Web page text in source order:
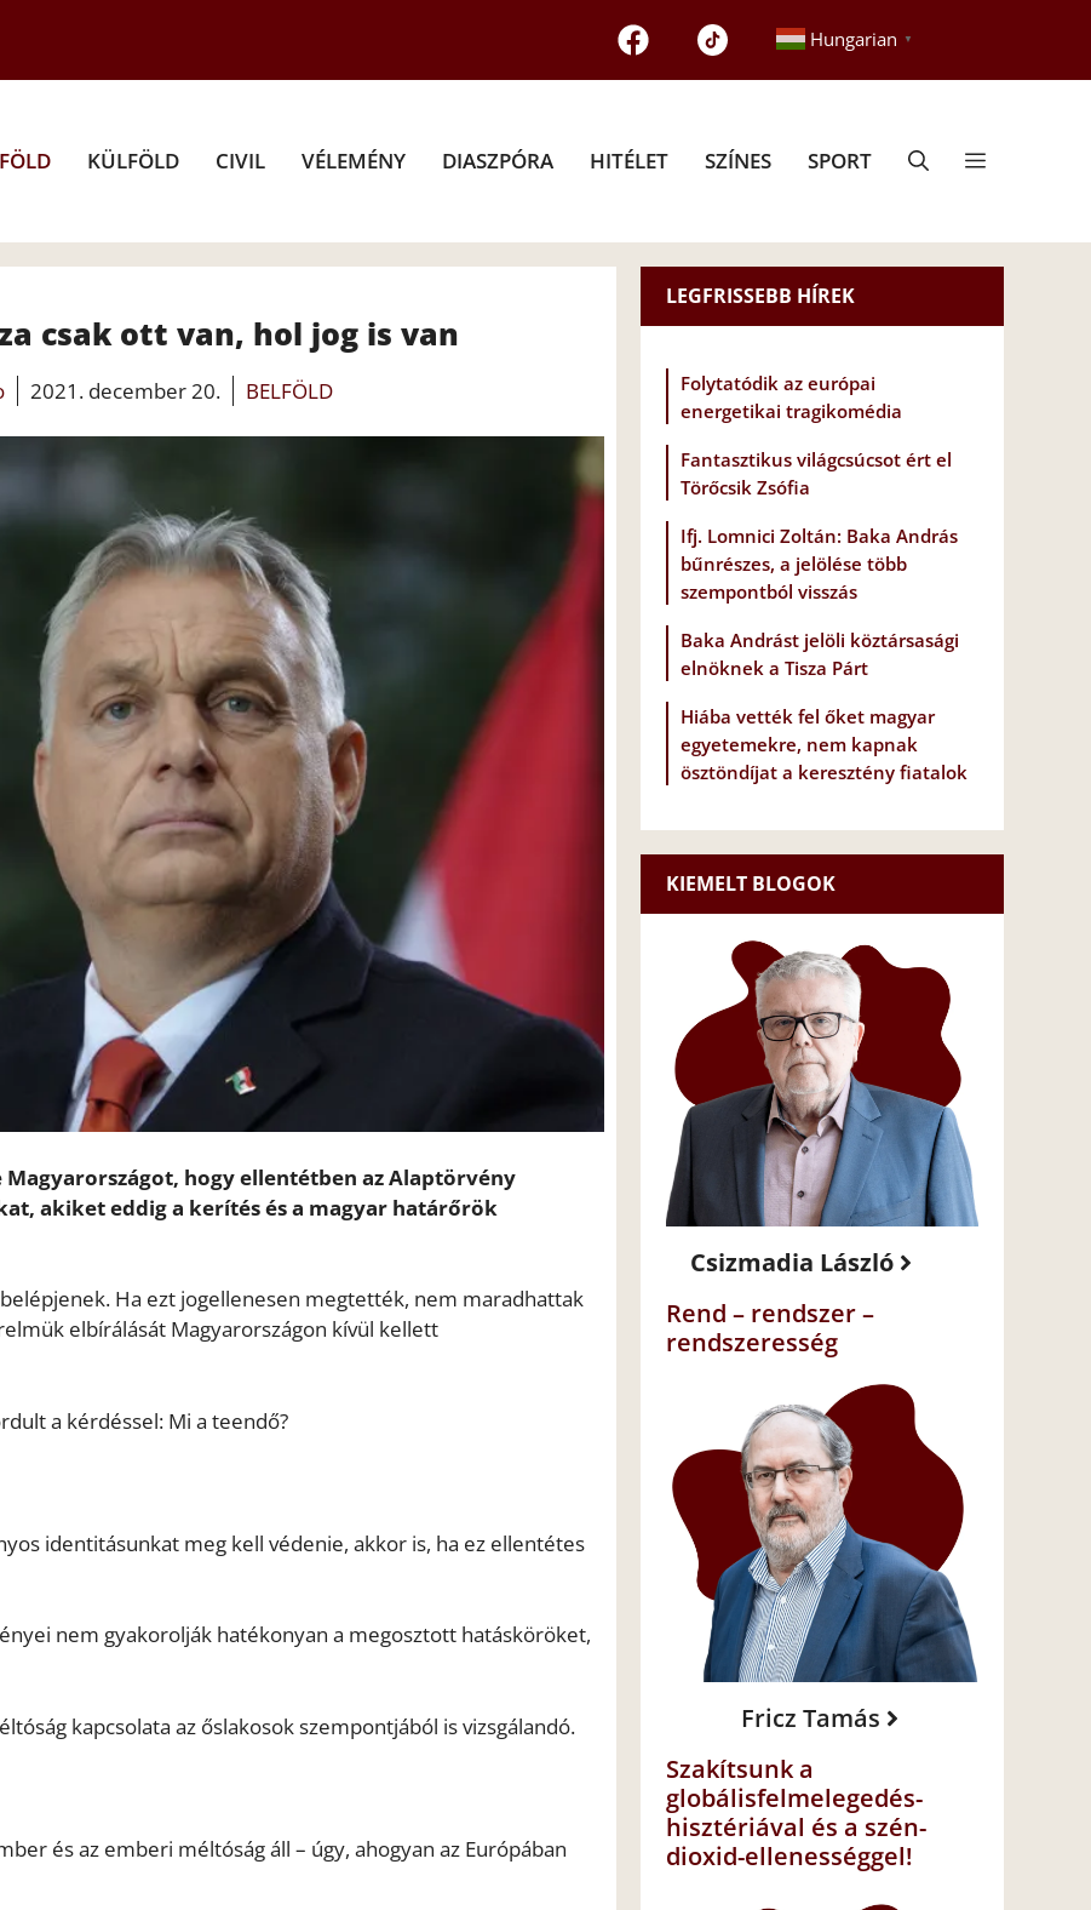
Hungarian ▼
KÜLFÖLD CIVIL VÉLEMÉNY DIASZPÓRA HITÉLET SZÍNES SPORT
csak ott van, hol jog is van
2021. december 20. BELFÖLD
hogy ellentétben az Alaptörvény
akiket eddig a kerítés és a magyar határőrök
Ha ezt jogellenesen megtették, nem maradhattak
elbírálását Magyarországon kívül kellett
a kérdéssel: Mi a teendő?
identitásunkat meg kell védenie, akkor is, ha ez ellentétes
nem gyakorolják hatékonyan a megosztott hatásköröket,
kapcsolata az őslakosok szempontjából is vizsgálandó.
és az emberi méltóság áll – úgy, ahogyan az Európában
LEGFRISSEBB HÍREK
Folytatódik az európai
energetikai tragikomédia
Fantasztikus világcsúcsot ért el
Törőcsik Zsófia
Ifj. Lomnici Zoltán: Baka András
bűnrészes, a jelölése több
szempontból visszás
Baka Andrást jelöli köztársasági
elnöknek a Tisza Párt
Hiába vették fel őket magyar
egyetemekre, nem kapnak
ösztöndíjat a keresztény fiatalok
KIEMELT BLOGOK
Csizmadia László
Rend – rendszer –
rendszeresség
Fricz Tamás
Szakítsunk a
globálisfelmelegedés-
hisztériával és a szén-
dioxid-ellenességgel!